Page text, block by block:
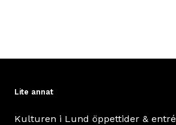
Lite annat
Kulturen i Lund öppettider & entré